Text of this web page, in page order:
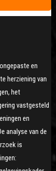
en
herziening van
het
vastgesteld
en
analyse van de
is